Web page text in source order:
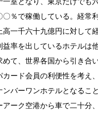
％で稼働している。経常
一千六十九億円に対して
率を出しているホテルは
て、世界各国から引き合
ード会員の利便性を考え
バーワンホテルとなるこ
ーク空港から車で二十分